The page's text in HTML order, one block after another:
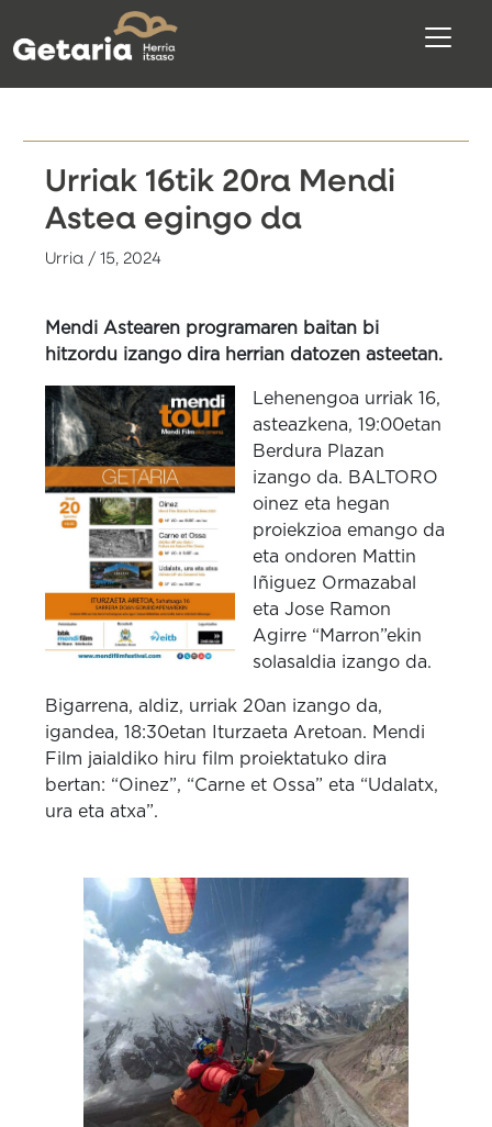
Urriak 16tik 20ra Mendi
Astea egingo da
Urria / 15, 2024
Mendi Astearen programaren baitan bi
hitzordu izango dira herrian datozen asteetan.
Lehenengoa urriak 16,
asteazkena, 19:00etan
Berdura Plazan
izango da. BALTORO
oinez eta hegan
proiekzioa emango da
eta ondoren Mattin
Iñiguez Ormazabal
eta Jose Ramon
Agirre “Marron”ekin
solasaldia izango da.
Bigarrena, aldiz, urriak 20an izango da,
igandea, 18:30etan Iturzaeta Aretoan. Mendi
Film jaialdiko hiru film proiektatuko dira
bertan: “Oinez”, “Carne et Ossa” eta “Udalatx,
ura eta atxa”.